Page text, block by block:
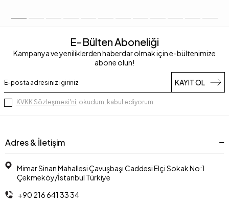
E-Bülten Aboneliği
Kampanya ve yeniliklerden haberdar olmak için e-bültenimize
abone olun!
KAYIT OL
KVKK Sözleşmesi'ni, okudum, kabul ediyorum.
Adres & İletişim
Mimar Sinan Mahallesi Çavuşbaşı Caddesi Elçi Sokak No:1
Çekmeköy/İstanbul Türkiye
+90 216 641 33 34